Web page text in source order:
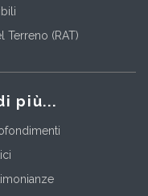
Terreno (RAT)
più...